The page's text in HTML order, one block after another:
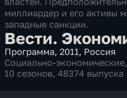
миллиардер и его активы
западные санкции.
Вести.
Программа,2011, Россия
Социально-экономические,
10 сезонов, 48374 выпуска